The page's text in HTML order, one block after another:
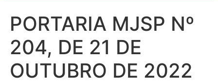
PORTARIA MJSP Nº
204, DE 21 DE
OUTUBRO DE 2022